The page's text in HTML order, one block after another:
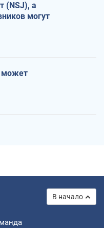
(NSJ), а
могут
может
В начало